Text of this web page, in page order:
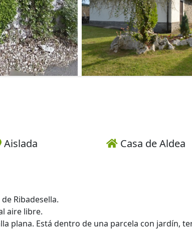
Aislada Casa de Aldea
Ribadesella.
aire libre.
plana. Está dentro de una parcela con jardín,